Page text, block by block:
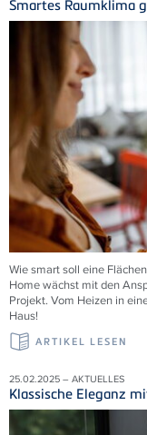
Smartes Raumklima
Wie smart soll eine
Home wächst mit den
Projekt. Vom Heizen in
Haus!
ARTIKEL LESEN
25.02.2025 – AKTUELLES
Klassische Eleganz